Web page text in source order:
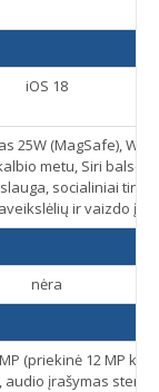
iOS 18
25W (MagSafe),
metu, Siri balso
socialiniai
ir vaizdo
nėra
(priekinė 12 MP
audio įrašymas